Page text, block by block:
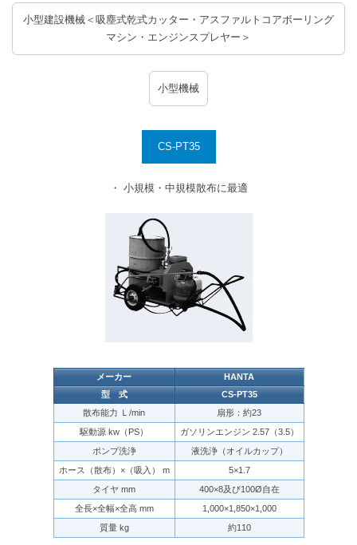
小型建設機械＜吸塵式乾式カッター・アスファルトコアボーリング
マシン・エンジンスプレヤー＞
小型機械
CS-PT35
・ 小規模・中規模散布に最適
メーカー
HANTA
型 式
CS-PT35
散布能力 Ｌ/min
扇形：約23
駆動源 kw（PS）
ガソリンエンジン 2.57（3.5）
ポンプ洗浄
液洗浄（オイルカップ）
ホース（散布）×（吸入） m
5×1.7
タイヤ mm
400×8及び100Ø自在
全長×全幅×全高 mm
1,000×1,850×1,000
質量 kg
約110